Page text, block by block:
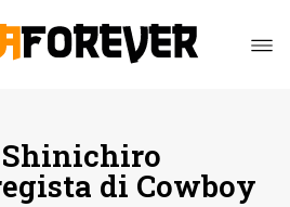
di Cowboy